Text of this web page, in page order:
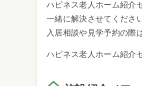
ハピネス老人ホーム紹介
一緒に解決させてください
入居相談や見学予約の際
ハピネス老人ホーム紹介